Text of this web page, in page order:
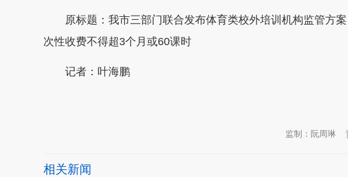
原标题：我市三部门联合发布体育类校外培训机构监管方案
次性收费不得超3个月或60课时
记者：叶海鹏
监制：阮周琳
相关新闻